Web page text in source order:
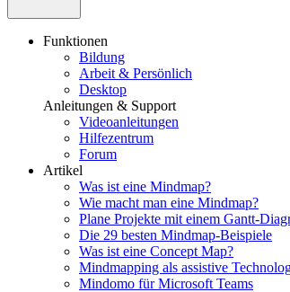
Funktionen
Bildung
Arbeit & Persönlich
Desktop
Anleitungen & Support
Videoanleitungen
Hilfezentrum
Forum
Artikel
Was ist eine Mindmap?
Wie macht man eine Mindmap?
Plane Projekte mit einem Gantt-
Die 29 besten Mindmap-Beispiele
Was ist eine Concept Map?
Mindmapping als assistive
Mindomo für Microsoft Teams